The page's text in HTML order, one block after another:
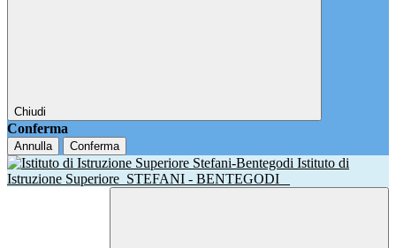
Chiudi
Conferma
Annulla Conferma
Istituto di
Istruzione Superiore STEFANI - BENTEGODI